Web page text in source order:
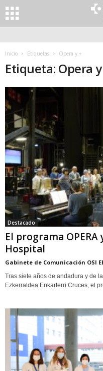
Inicio Etiquetas Opera y +
Etiqueta: Opera
Destacado
El programa
Hospital
Gabinete de Comunicación OSI
Tras siete años de andadura y de
Ezkerraldea Enkarterri Cruces, el